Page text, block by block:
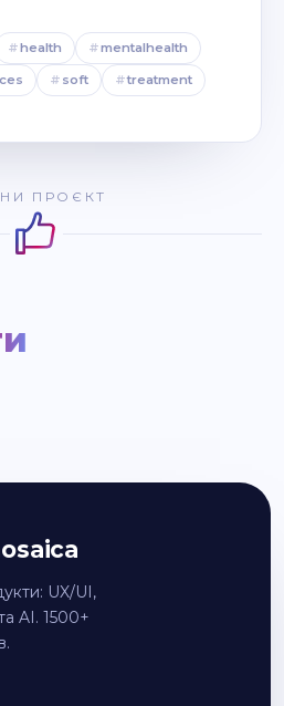
#health #mentalhealth
# soft #treatment
ПРОЄКТ
UX/UI,
AI. 1500+